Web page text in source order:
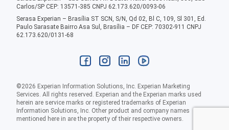
Carlos/SP CEP: 13571-385 CNPJ 62.173.620/0093-06
Serasa Experian – Brasília ST SCN, S/N, Qd 02, Bl C, 109, Sl 301, Ed.
Paulo Sarasate Bairro Asa Sul, Brasília – DF CEP: 70302-911 CNPJ
62.173.620/0131-68
©2026 Experian Information Solutions, Inc. Experian Marketing
Services. All rights reserved. Experian and the Experian marks used
herein are service marks or registered trademarks of Experian
Information Solutions, Inc. Other product and company names
mentioned here in are the property of their respective owners.